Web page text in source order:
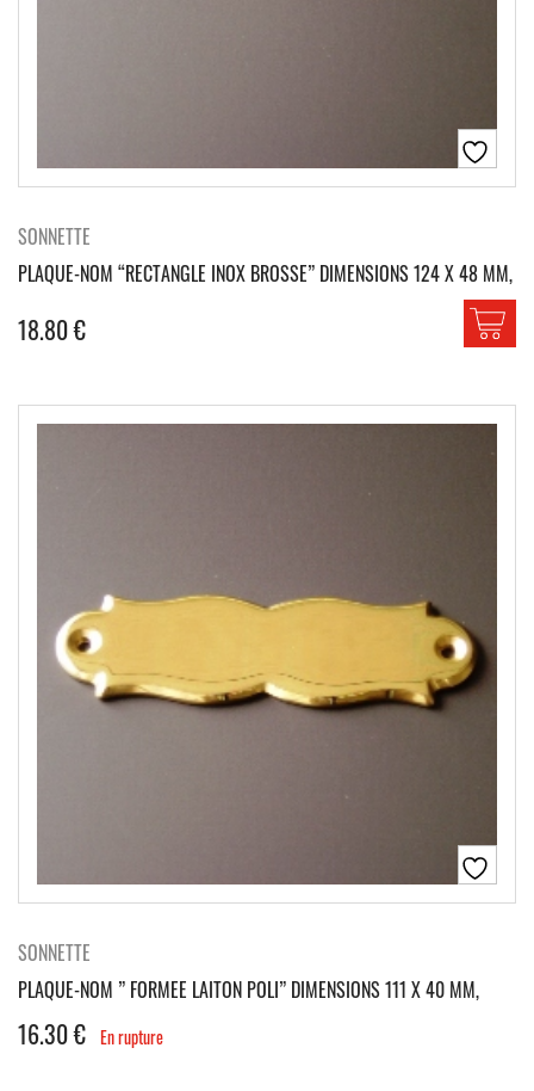
SONNETTE
PLAQUE-NOM “RECTANGLE INOX BROSSE” DIMENSIONS 124 X 48 MM,
18.80€
SONNETTE
PLAQUE-NOM ” FORMEE LAITON POLI” DIMENSIONS 111 X 40 MM,
16.30€ En rupture